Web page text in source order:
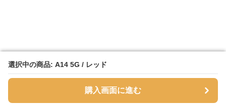
選択中の商品: A14 5G / レッド
購入画面に進む
選択中の商品: A14 5G / レッド
購入画面に進む